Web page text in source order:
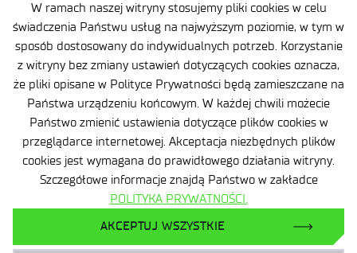
W ramach naszej witryny stosujemy pliki cookies w celu
świadczenia Państwu usług na najwyższym poziomie, w tym w
sposób dostosowany do indywidualnych potrzeb. Korzystanie
z witryny bez zmiany ustawień dotyczących cookies oznacza,
że pliki opisane w Polityce Prywatności będą zamieszczane na
Państwa urządzeniu końcowym. W każdej chwili możecie
Państwo zmienić ustawienia dotyczące plików cookies w
przeglądarce internetowej. Akceptacja niezbędnych plików
cookies jest wymagana do prawidłowego działania witryny.
Szczegółowe informacje znajdą Państwo w zakładce
POLITYKA PRYWATNOŚCI.
AKCEPTUJ WSZYSTKIE
02 CZE 2026 3 MIN
bAItel dołączył do rodziny
katowickich beboków. Wyjątkowe
obchody w Łukasiewicz – AI